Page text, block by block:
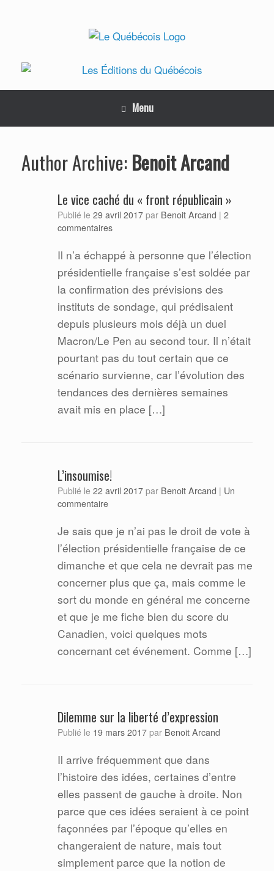
Menu
Author Archive: Benoit Arcand
Le vice caché du « front républicain »
Publié le 29 avril 2017 par Benoit Arcand | 2
commentaires
Il n’a échappé à personne que l’élection
présidentielle française s’est soldée par
la confirmation des prévisions des
instituts de sondage, qui prédisaient
depuis plusieurs mois déjà un duel
Macron/Le Pen au second tour. Il n’était
pourtant pas du tout certain que ce
scénario survienne, car l’évolution des
tendances des dernières semaines
avait mis en place […]
L’insoumise!
Publié le 22 avril 2017 par Benoit Arcand | Un
commentaire
Je sais que je n’ai pas le droit de vote à
l’élection présidentielle française de ce
dimanche et que cela ne devrait pas me
concerner plus que ça, mais comme le
sort du monde en général me concerne
et que je me fiche bien du score du
Canadien, voici quelques mots
concernant cet événement. Comme […]
Dilemme sur la liberté d’expression
Publié le 19 mars 2017 par Benoit Arcand
Il arrive fréquemment que dans
l’histoire des idées, certaines d’entre
elles passent de gauche à droite. Non
parce que ces idées seraient à ce point
façonnées par l’époque qu’elles en
changeraient de nature, mais tout
simplement parce que la notion de